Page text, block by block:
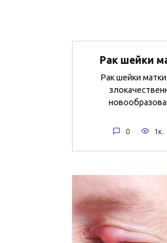
Рак шейки
Рак шейки матки
0 1к.